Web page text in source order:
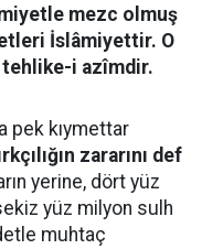
mezc olmuş
İslâmiyettir. O
tehlike-i azîmdir.
pek kıymettar
zararını def
yerine, dört yüz
yüz milyon sulh
muhtaç